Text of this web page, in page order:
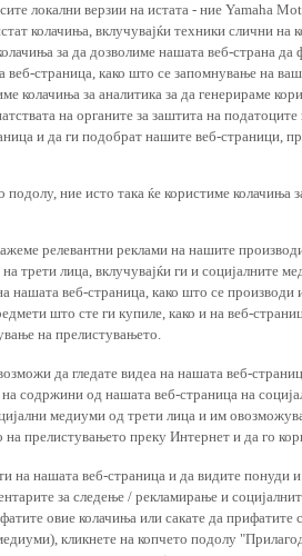
локални верзии на истата - ние Yamaha
колачиња, вклучувајќи техники слични на
за да дозволиме нашата веб-страна
страница, како што се запомнување на
колачиња за аналитика за да генерираме
на органите за заштита на
и да ги подобрат нашите веб-страници,
подолу, ние исто така ќе користиме колачиња
релевантни реклами на нашите
трети лица, вклучувајќи ги и социјалните
нашата веб-страница, како што се производи
што сте ги купиле, како и на веб-
на прелистувањето.
да гледате видеа на нашата веб-
содржини од нашата веб-страница на
медиуми од трети лица и им
прелистувањето преку Интернет и да го
на нашата веб-страница и да видите понуди
за следење / рекламирање и
овие колачиња или сакате да прифатите
кликнете на копчето подолу